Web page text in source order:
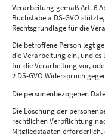
Verarbeitung gemäß Art. 6
Buchstabe a DS-GVO
Rechtsgrundlage für die
Die betroffene Person legt
die Verarbeitung ein, und
für die Verarbeitung vor,
2 DS-GVO Widerspruch
Die personenbezogenen
Die Löschung der
rechtlichen Verpflichtung
Mitgliedstaaten